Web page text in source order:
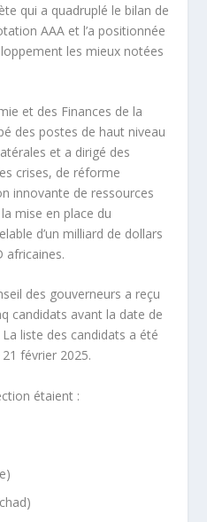
qui a quadruplé le bilan de
AAA et l’a positionnée
les mieux notées
et des Finances de la
des postes de haut niveau
et a dirigé des
crises, de réforme
innovante de ressources
mise en place du
d’un milliard de dollars
africaines.
des gouverneurs a reçu
candidats avant la date de
liste des candidats a été
février 2025.
étaient :